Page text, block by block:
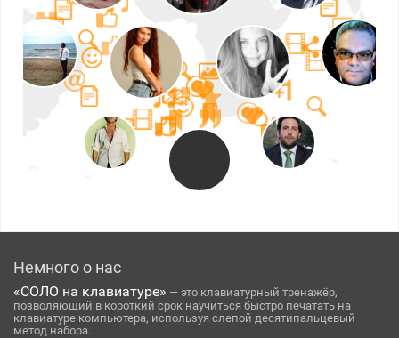
Немного о нас
«СОЛО на клавиатуре» — это клавиатурный тренажёр,
позволяющий в короткий срок научиться быстро печатать на
клавиатуре компьютера, используя слепой десятипальцевый
метод набора.